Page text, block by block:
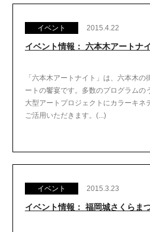
イベント 2015.4.22
イベント情報： 六本木アートナ
「六本木アートナイト」は、六本木
ートの饗宴です。多数のプログラムの
大型アートプロジェクトにカラーキネ
ご活用いただきます。(...)
イベント 2015.3.23
イベント情報： 福岡城さくらま